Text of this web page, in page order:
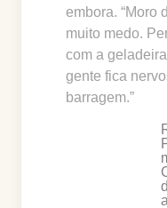
embora. “Moro
muito medo.
com a
gente fica
barragem.”